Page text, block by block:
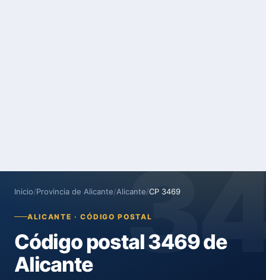
Inicio/Provincia de Alicante/Alicante/CP 3469
ALICANTE · CÓDIGO POSTAL
Código postal 3469 de
Alicante